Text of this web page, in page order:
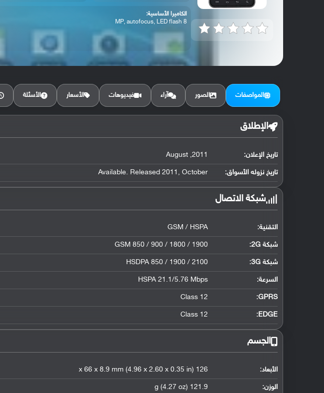
الكاميرا الأساسية:
8 MP, autofocus, LED flash
المواصفات الصور آراء فيديوهات الأسعار الأسئلة
الإطلاق
تاريخ الإعلان: 2011, August
تاريخ نزوله الأسواق: Available. Released 2011, October
شبكة الاتصال
التقنية: GSM / HSPA
شبكة 2G: GSM 850 / 900 / 1800 / 1900
شبكة 3G :
HSDPA 850 / 1900 / 2100
السرعة: HSPA 21.1/5.76 Mbps
GPRS:
Class 12
EDGE:
Class 12
الجسم
الأبعاد: 126 x 66 x 8.9 mm (4.96 x 2.60 x 0.35 in)
الوزن: 121.9 g (4.27 oz)